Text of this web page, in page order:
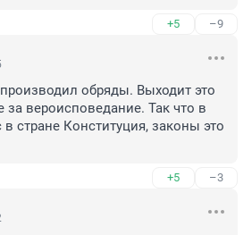
+5 –9
обряды. Выходит это
вероисповедание. Так что в
стране Конституция, законы это
+5 –3